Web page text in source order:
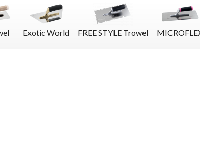
Exotic World FREE STYLE Trowel